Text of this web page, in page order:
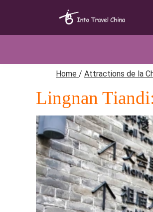
Home / Attractions de la
Lingnan